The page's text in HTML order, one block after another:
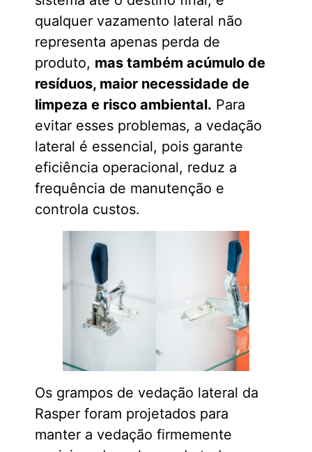
qualquer vazamento lateral não
representa apenas perda de
produto, mas também acúmulo de
resíduos, maior necessidade de
limpeza e risco ambiental. Para
evitar esses problemas, a vedação
lateral é essencial, pois garante
eficiência operacional, reduz a
frequência de manutenção e
controla custos.
Os grampos de vedação lateral da
Rasper foram projetados para
manter a vedação firmemente